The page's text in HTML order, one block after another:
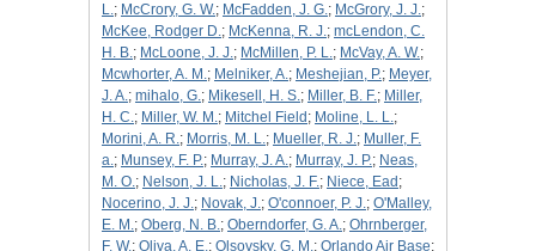
L.; McCrory, G. W.; McFadden, J. G.; McGrory, J. J.;
McKee, Rodger D.; McKenna, R. J.; mcLendon, C.
H. B.; McLoone, J. J.; McMillen, P. L.; McVay, A. W.;
Mcwhorter, A. M.; Melniker, A.; Meshejian, P.; Meyer,
J. A.; mihalo, G.; Mikesell, H. S.; Miller, B. F.; Miller,
H. C.; Miller, W. M.; Mitchel Field ; Moline, L. L.;
Morini, A. R.; Morris, M. L.; Mueller, R. J.; Muller, F.
a.; Munsey, F. P.; Murray, J. A.; Murray, J. P.; Neas,
M. O.; Nelson, J. L.; Nicholas, J. F.; Niece, Ead ;
Nocerino, J. J.; Novak, J.; O'connoer, P. J.; O'Malley,
E. M.; Oberg, N. B.; Oberndorfer, G. A.; Ohrnberger,
F. W.; Oliva, A. E.; Olsovsky, G. M.; Orlando Air Base;